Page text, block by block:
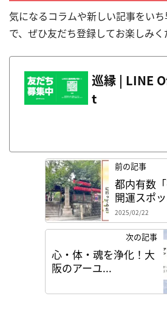
気になるコラムや新しい記事をい
で、ぜひ友だち登録してお楽しみく
巡縁 | LINE
t
前の記事
都内有数「
開運スポ
2025/02/22
次の記事
心・体・魂を浄化！大
阪のアーユ...